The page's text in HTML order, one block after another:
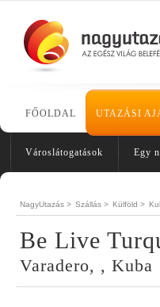
FŐOLDAL UTAZÁSI
Városlátogatások Egy
NagyUtazás > Szállás > Külföld >
Be Live
Varadero, , Kuba